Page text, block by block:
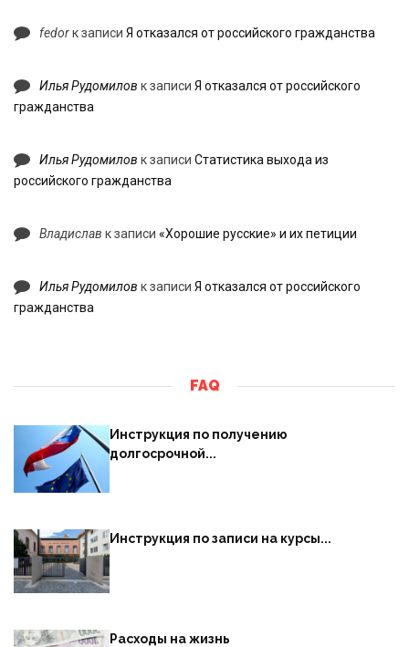
fedorк записи Я отказался от российского гражданства
Илья Рудомилов к записи Я отказался от российского
гражданства
Илья Рудомилов к записи Статистика выхода из
российского гражданства
Владислав к записи «Хорошие русские» и их петиции
Илья Рудомилов к записи Я отказался от российского
гражданства
FAQ
Инструкция по получению
долгосрочной...
Инструкция по записи на курсы...
Расходы на жизнь